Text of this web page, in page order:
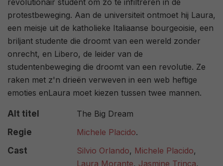
revolutionair student om zo te infiltreren in de
protestbeweging. Aan de universiteit ontmoet hij Laura,
een meisje uit de katholieke Italiaanse bourgeoisie, een
briljant studente die droomt van een wereld zonder
onrecht, en Libero, de leider van de
studentenbeweging die droomt van een revolutie. Ze
raken met z'n drieën verweven in een web heftige
emoties enLaura moet kiezen tussen twee mannen.
Alt titel
The Big Dream
Regie
Michele Placido.
Cast
Silvio Orlando, Michele Placido,
Laura Morante, Jasmine Trinca,